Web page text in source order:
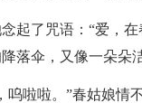
起了咒语：“爱，
落伞，又像一朵朵
呜啦啦。”春姑娘情